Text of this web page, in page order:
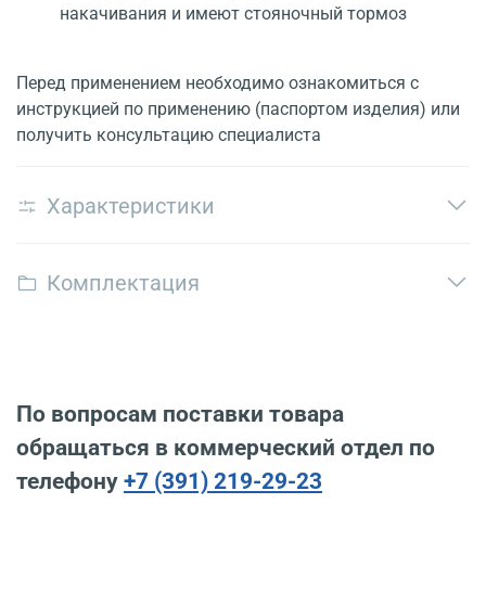
накачивания и имеют стояночный тормоз
Перед применением необходимо ознакомиться с
инструкцией по применению (паспортом изделия) или
получить консультацию специалиста
Характеристики
Комплектация
По вопросам поставки товара
обращаться в коммерческий отдел по
телефону +7 (391) 219-29-23